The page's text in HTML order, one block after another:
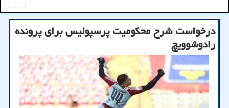
درخواست شرح محکومیت پرسپولیس برای پرونده
رادوشوویچ